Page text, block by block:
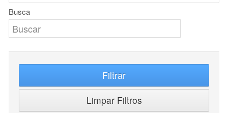
Busca
Filtrar
Limpar Filtros